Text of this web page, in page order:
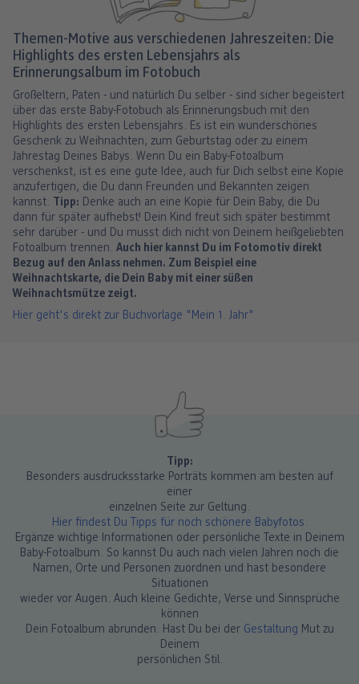
Themen-Motive aus verschiedenen Jahreszeiten: Die
Highlights des ersten Lebensjahrs als
Erinnerungsalbum im Fotobuch
Großeltern, Paten - und natürlich Du selber - sind sicher begeistert
über das erste Baby-Fotobuch als Erinnerungsbuch mit den
Highlights des ersten Lebensjahrs. Es ist ein wunderschönes
Geschenk zu Weihnachten, zum Geburtstag oder zu einem
Jahrestag Deines Babys. Wenn Du ein Baby-Fotoalbum
verschenkst, ist es eine gute Idee, auch für Dich selbst eine Kopie
anzufertigen, die Du dann Freunden und Bekannten zeigen
kannst. Tipp: Denke auch an eine Kopie für Dein Baby, die Du
dann für später aufhebst! Dein Kind freut sich später bestimmt
sehr darüber - und Du musst dich nicht von Deinem heißgeliebten
Fotoalbum trennen. Auch hier kannst Du im Fotomotiv direkt
Bezug auf den Anlass nehmen. Zum Beispiel eine
Weihnachtskarte, die Dein Baby mit einer süßen
Weihnachtsmütze zeigt.
Hier geht's direkt zur Buchvorlage "Mein 1. Jahr"
Tipp:
Besonders ausdrucksstarke Porträts kommen am besten auf
einer
einzelnen Seite zur Geltung.
Hier findest Du Tipps für noch schönere Babyfotos.
Ergänze wichtige Informationen oder persönliche Texte in Deinem
Baby-Fotoalbum. So kannst Du auch nach vielen Jahren noch die
Namen, Orte und Personen zuordnen und hast besondere
Situationen
wieder vor Augen. Auch kleine Gedichte, Verse und Sinnsprüche
können
Dein Fotoalbum abrunden. Hast Du bei der Gestaltung Mut zu
Deinem
persönlichen Stil.